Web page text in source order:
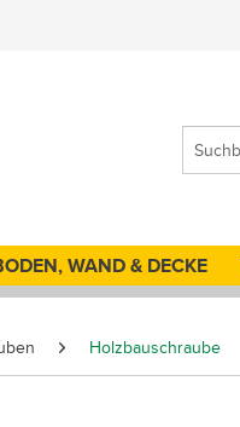
WAND & DECKE
Holzbauschraube